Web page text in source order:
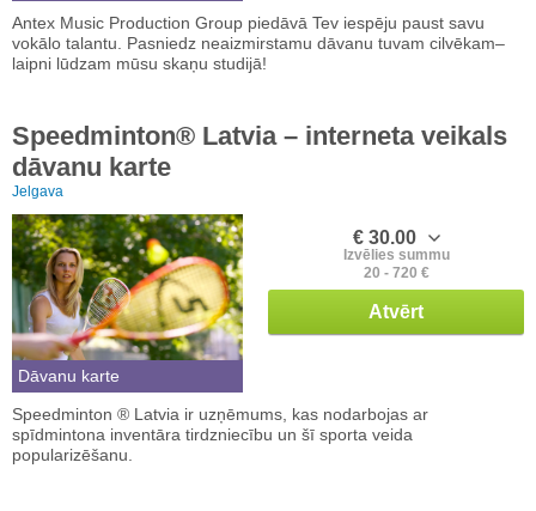
Antex Music Production Group piedāvā Tev iespēju paust savu
vokālo talantu. Pasniedz neaizmirstamu dāvanu tuvam cilvēkam–
laipni lūdzam mūsu skaņu studijā!
Speedminton® Latvia – interneta veikals
dāvanu karte
Jelgava
Dāvanu karte
€ 30.00
Izvēlies summu
20 - 720 €
Atvērt
Speedminton ® Latvia ir uzņēmums, kas nodarbojas ar
spīdmintona inventāra tirdzniecību un šī sporta veida
popularizēšanu.